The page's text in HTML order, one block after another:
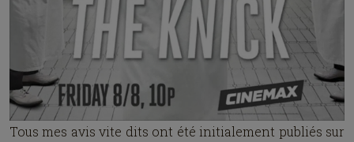
Tous mes avis vite dits ont été initialement publiés sur